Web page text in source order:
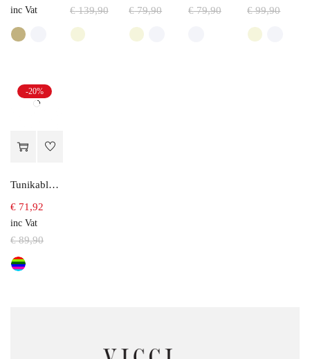
inc Vat €139,90 €79,90 €79,90 €99,90
-20%
Tunikabluse mit Blumendruck
€89,90
€ 71,92
inc Vat